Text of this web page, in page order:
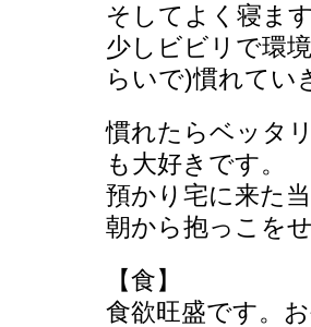
そしてよく寝ま
少しビビリで環
らいで)慣れてい
慣れたらベッタ
も大好きです。
預かり宅に来た
朝から抱っこを
【食】
食欲旺盛です。